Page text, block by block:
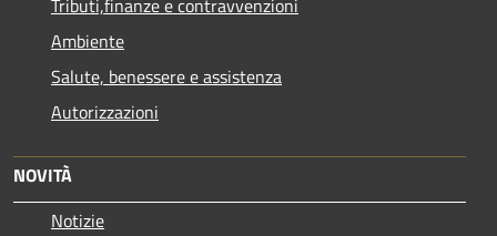
Tributi,finanze e contravvenzioni
Ambiente
Salute, benessere e assistenza
Autorizzazioni
NOVITÀ
Notizie